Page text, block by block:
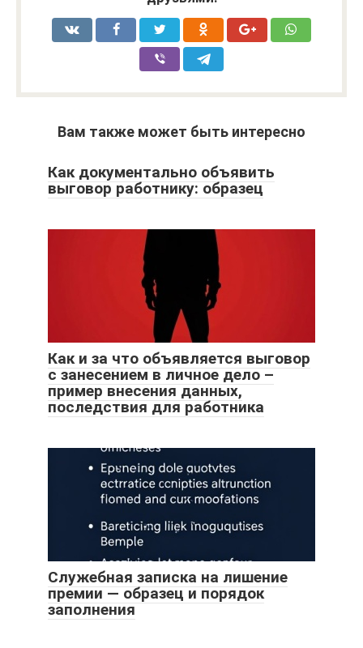
Вам также может быть интересно
Как документально объявить
выговор работнику: образец
Как и за что объявляется выговор
с занесением в личное дело –
пример внесения данных,
последствия для работника
Служебная записка на лишение
премии — образец и порядок
заполнения